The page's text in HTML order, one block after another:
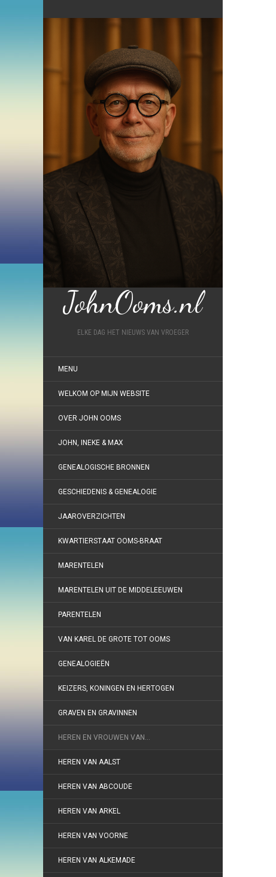
JohnOoms.nl
ELKE DAG HET NIEUWS VAN VROEGER
MENU
WELKOM OP MIJN WEBSITE
OVER JOHN OOMS
JOHN, INEKE & MAX
GENEALOGISCHE BRONNEN
GESCHIEDENIS & GENEALOGIE
JAAROVERZICHTEN
KWARTIERSTAAT OOMS-BRAAT
MARENTELEN
MARENTELEN UIT DE MIDDELEEUWEN
PARENTELEN
VAN KAREL DE GROTE TOT OOMS
GENEALOGIEËN
KEIZERS, KONINGEN EN HERTOGEN
GRAVEN EN GRAVINNEN
HEREN EN VROUWEN VAN…
HEREN VAN AALST
HEREN VAN ABCOUDE
HEREN VAN ARKEL
HEREN VAN VOORNE
HEREN VAN ALKEMADE